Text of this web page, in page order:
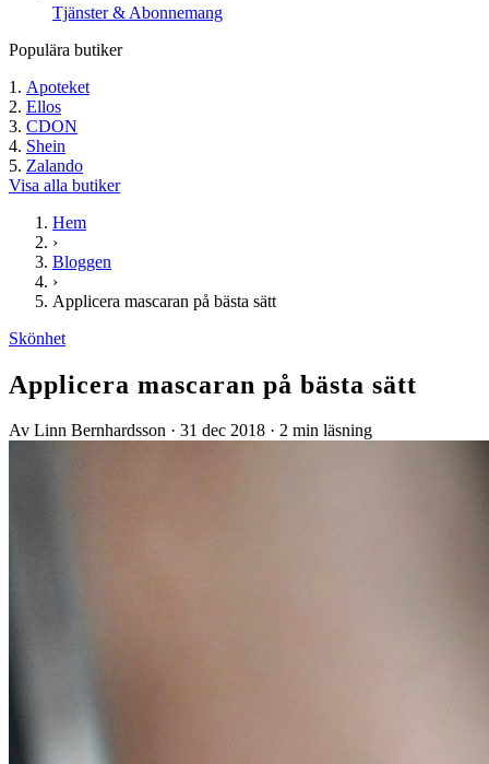
Tjänster & Abonnemang
Populära butiker
Apoteket
Ellos
CDON
Shein
Zalando
Visa alla butiker
Hem
›
Bloggen
›
Applicera mascaran på bästa sätt
Skönhet
Applicera mascaran på bästa sätt
Av Linn Bernhardsson · 31 dec 2018 · 2 min läsning